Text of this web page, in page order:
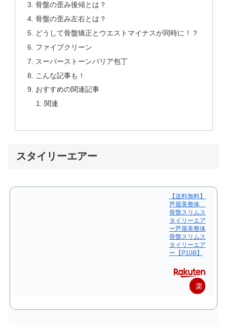
骨盤の歪み後傾とは？
骨盤の歪み左右とは？
どうして骨盤矯正とウエストマイナスが同時に！？
ファイブクリーン
スーパーストーンバリア包丁
こんな記事も！
おすすめの関連記事
関連
スタイリーエアー
【送料無料】
芦屋美整体
骨盤スリムス
タイリーエア
ー芦屋美整体
骨盤スリムス
タイリーエア
ー【P10B】
楽